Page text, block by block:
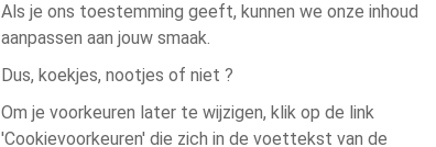
Als je ons toestemming geeft, kunnen we onze inhoud
aanpassen aan jouw smaak.
Dus, koekjes, nootjes of niet ?
Om je voorkeuren later te wijzigen, klik op de link
'Cookievoorkeuren' die zich in de voettekst van de
BESCHIKBAARE
3 tot 10 dagen